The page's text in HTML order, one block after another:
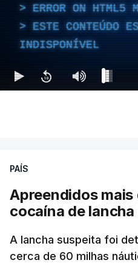
ERROR ON HTML5
ESTE CONTEÚDO
INDISPONÍVEL
PAÍS
Apreendidos
cocaína de lancha
A lancha suspeita foi
cerca de 60 milhas